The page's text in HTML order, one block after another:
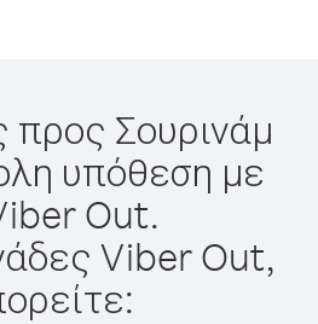
προς Σουρινάμ
υπόθεση με
Out.
Viber Out,